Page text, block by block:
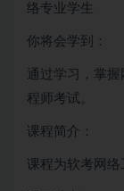
络专业学生
你将会学到：
通过学习，掌握
程师考试。
课程简介：
课程为软考网络